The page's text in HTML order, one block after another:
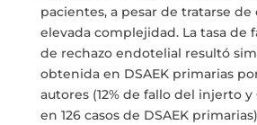
pacientes, a pesar de tratarse de
elevada complejidad. La tasa de
de rechazo endotelial resultó
obtenida en DSAEK primarias
autores (12% de fallo del injerto y
en 126 casos de DSAEK